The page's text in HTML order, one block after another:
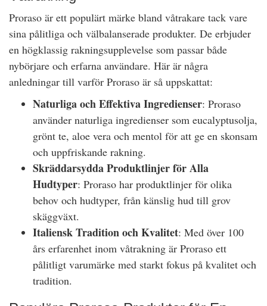
Proraso är ett populärt märke bland våtrakare tack vare
sina pålitliga och välbalanserade produkter. De erbjuder
en högklassig rakningsupplevelse som passar både
nybörjare och erfarna användare. Här är några
anledningar till varför Proraso är så uppskattat:
Naturliga och Effektiva Ingredienser: Proraso
använder naturliga ingredienser som eucalyptusolja,
grönt te, aloe vera och mentol för att ge en skonsam
och uppfriskande rakning.
Skräddarsydda Produktlinjer för Alla
Hudtyper: Proraso har produktlinjer för olika
behov och hudtyper, från känslig hud till grov
skäggväxt.
Italiensk Tradition och Kvalitet: Med över 100
års erfarenhet inom våtrakning är Proraso ett
pålitligt varumärke med starkt fokus på kvalitet och
tradition.